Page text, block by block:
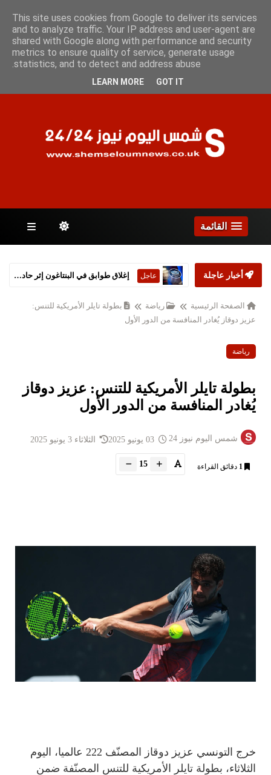
الخميس 6 أغسطس 2026
الصفحات
القائمة
أخبار عاجلة عاجل إغلاق طوابق في البنتاغون إثر حادثة 'مواد خطرة'
الصفحة الرئيسية رياضة
بطولة تايلر الأمريكية للتنس:
عزيز دوقاز يُغادر المنافسة من الدور الأول
رياضة
بطولة تايلر الأمريكية للتنس: عزيز دوقاز
يُغادر المنافسة من الدور الأول
شمس اليوم نيوز 24 الثلاثاء 3 يونيو 2025
1 دقائق القراءة 15
خرج التونسي عزيز دوقاز المصنّف 222 عالميا، اليوم
الثلاثاء، بطولة تايلر الأمريكية للتنس المصنّفة ضمن
This site uses cookies from Google to deliver its services
and to analyze traffic. Your IP address and user-agent are
shared with Google along with performance and security
metrics to ensure quality of service, generate usage
statistics, and to detect and address abuse.
LEARN MORE GOT IT